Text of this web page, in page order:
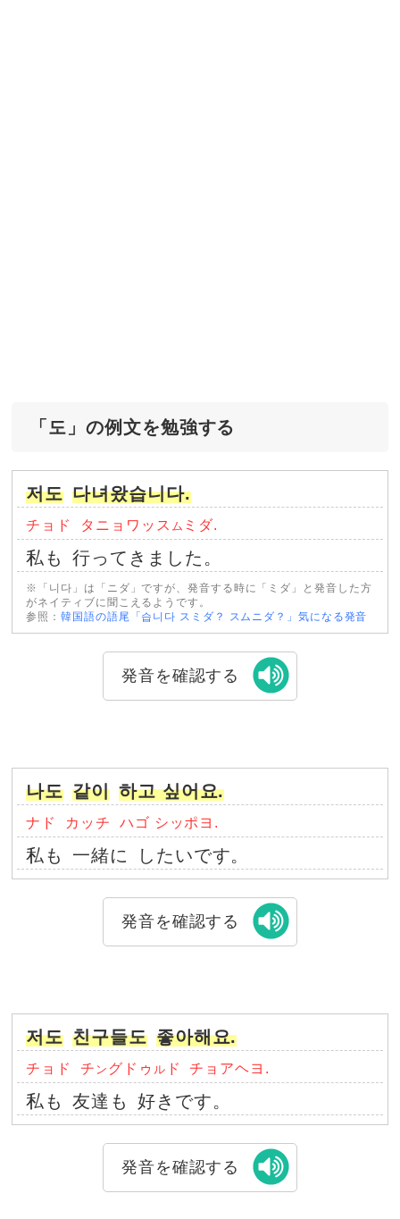
「도」の例文を勉強する
저도 다녀왔습니다.
チョド タニョワッス ム ミダ.
私も 行ってきました。
※「니다」は「ニダ」ですが、発音する時に「ミダ」と発音した方
がネイティブに聞こえるようです。
参照：韓国語の語尾「습니다 スミダ？ スムニダ？」気になる発音
発音を確認する
나도 같이 하고 싶어요.
ナド カッチ ハゴ シッポヨ.
私も 一緒に したいです。
発音を確認する
저도 친구들도 좋아해요.
チョド チ ン グドゥ ル ド チョアヘヨ.
私も 友達も 好きです。
発音を確認する